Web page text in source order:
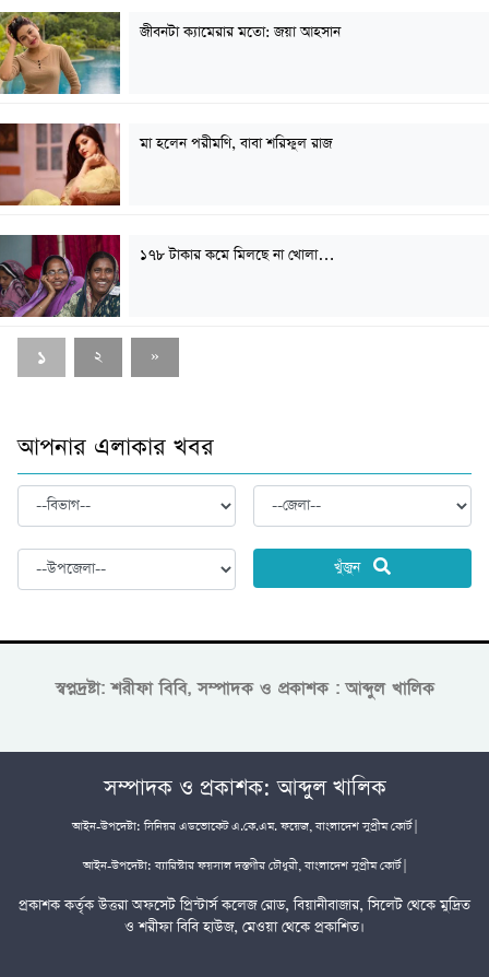
জীবনটা ক্যামেরার মতো: জয়া আহসান
মা হলেন পরীমণি, বাবা শরিফুল রাজ
১৭৮ টাকার কমে মিলছে না খোলা…
১ ২ »
আপনার এলাকার খবর
খুঁজুন
স্বপ্নদ্রষ্টা: শরীফা বিবি, সম্পাদক ও প্রকাশক : আব্দুল খালিক
সম্পাদক ও প্রকাশক: আব্দুল খালিক
আইন-উপদেষ্টা: সিনিয়র এডভোকেট এ.কে.এম. ফয়েজ, বাংলাদেশ সুপ্রীম কোর্ট |
আইন-উপদেষ্টা: ব্যারিস্টার ফয়সাল দস্তগীর চৌধুরী, বাংলাদেশ সুপ্রীম কোর্ট |
প্রকাশক কর্তৃক উত্তরা অফসেট প্রিন্টার্স কলেজ রোড, বিয়ানীবাজার, সিলেট থেকে মুদ্রিত
ও শরীফা বিবি হাউজ, মেওয়া থেকে প্রকাশিত।